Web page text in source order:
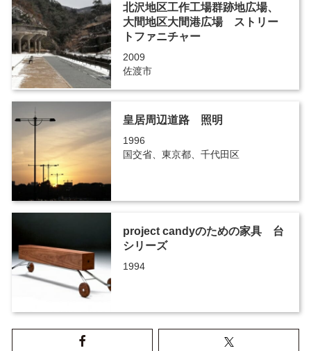
北沢地区工作工場群跡地広場、
大間地区大間港広場 ストリー
トファニチャー
2009
佐渡市
皇居周辺道路 照明
1996
国交省、東京都、千代田区
project candyのための家具 台
シリーズ
1994